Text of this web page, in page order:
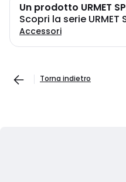
Un prodotto URMET
Scopri la serie URMET
Accessori
Torna indietro